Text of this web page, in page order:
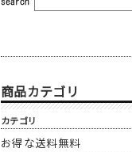
商品カテゴリ
カテゴリ
お得な送料無料